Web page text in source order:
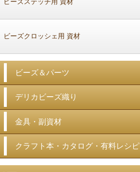
ビーズステッチ用 資材
ビーズクロッシェ用 資材
ビーズ＆パーツ
デリカビーズ織り
金具・副資材
クラフト本・カタログ・有料レシピ